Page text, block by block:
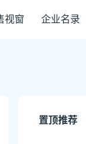
视窗 企业名录
置顶推荐